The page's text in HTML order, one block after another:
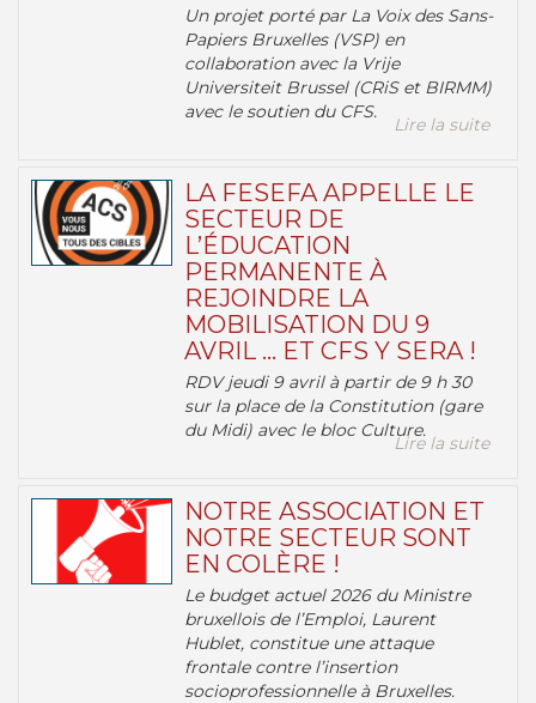
Un projet porté par La Voix des Sans-
Papiers Bruxelles (VSP) en
collaboration avec la Vrije
Universiteit Brussel (CRiS et BIRMM)
avec le soutien du CFS.
Lire la suite
LA FESEFA APPELLE LE
SECTEUR DE
L’ÉDUCATION
PERMANENTE À
REJOINDRE LA
MOBILISATION DU 9
AVRIL … ET CFS Y SERA !
RDV jeudi 9 avril à partir de 9 h 30
sur la place de la Constitution (gare
du Midi) avec le bloc Culture.
Lire la suite
NOTRE ASSOCIATION ET
NOTRE SECTEUR SONT
EN COLÈRE !
Le budget actuel 2026 du Ministre
bruxellois de l’Emploi, Laurent
Hublet, constitue une attaque
frontale contre l’insertion
socioprofessionnelle à Bruxelles.